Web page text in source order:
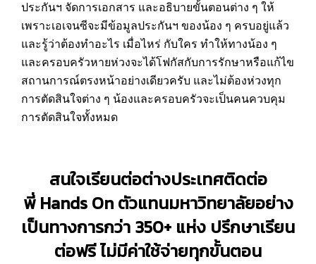
ประกันฯ จัดการเอกสาร และอธิบายขั้นตอนต่าง ๆ ให้
เพราะเอเจนซีจะมีข้อมูลประกันฯ ของน้อง ๆ ครบอยู่แล้ว
และรู้ว่าต้องทำอะไร เมื่อไหร่ กับใคร ทำให้ทางน้อง ๆ
และครอบครัวหายห่วงจะได้โฟกัสกับการรักษาหรือแก้ไข
สถานการณ์ตรงหน้าอย่างเดียวครับ และไม่ต้องห่วงทุก
การตัดสินใจต่าง ๆ น้องและครอบครัวจะเป็นคนควบคุม
การตัดสินใจทั้งหมด
สนใจเรียนต่อต่างประเทศติดต่อ
พี่ Hands On ตัวแทนมหาวิทยาลัยอย่าง
เป็นทางการกว่า 350+ แห่ง ปรึกษาเรียน
ต่อฟรี ไม่มีค่าใช้จ่ายทุกขั้นตอน